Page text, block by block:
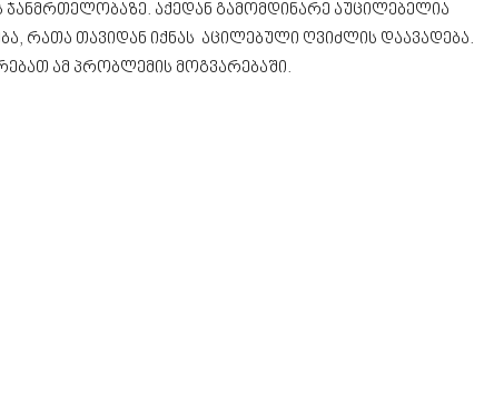
აქედან გამომდინარე აუცილებელია
რათა თავიდან იქნას აცილებული ღვიძლის დაავადება.
ამ პრობლემის მოგვარებაში.